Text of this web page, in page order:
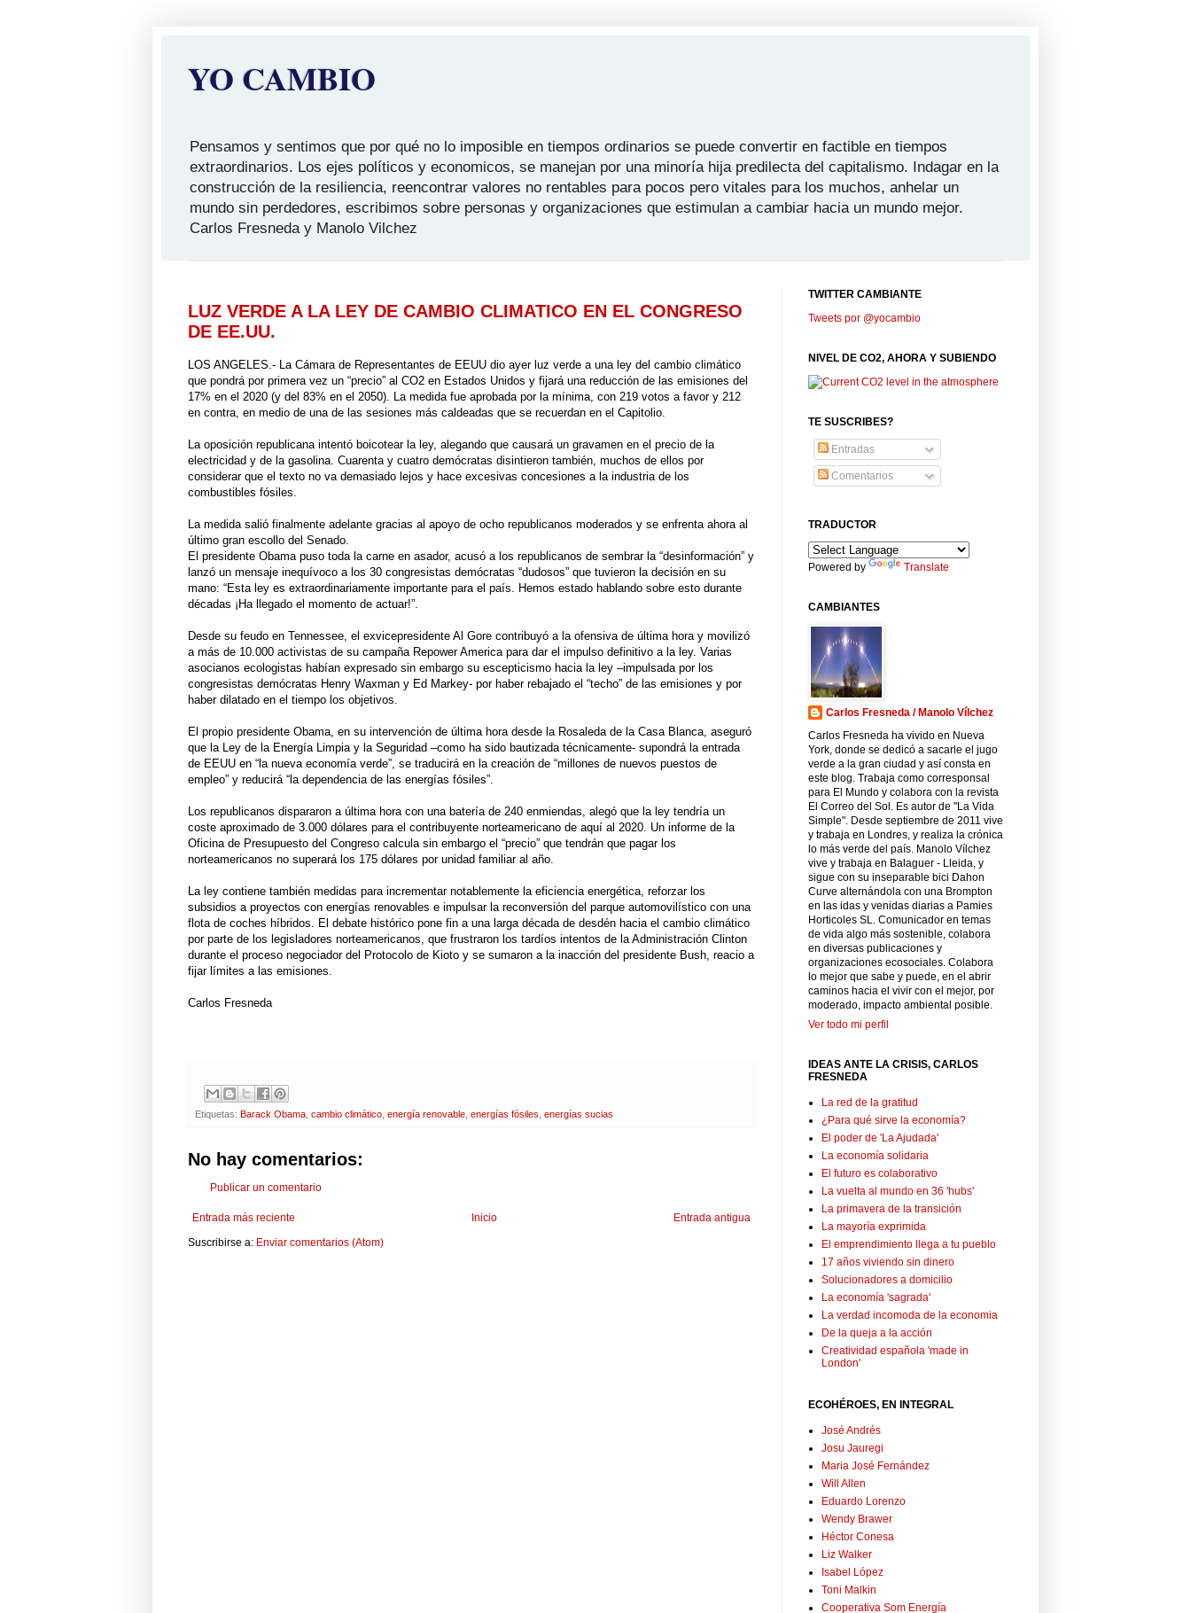
YO CAMBIO
Pensamos y sentimos que por qué no lo imposible en tiempos ordinarios se puede convertir en factible en tiempos
extraordinarios. Los ejes políticos y economicos, se manejan por una minoría hija predilecta del capitalismo. Indagar en la
construcción de la resiliencia, reencontrar valores no rentables para pocos pero vitales para los muchos, anhelar un
mundo sin perdedores, escribimos sobre personas y organizaciones que estimulan a cambiar hacia un mundo mejor.
Carlos Fresneda y Manolo Vilchez
LUZ VERDE A LA LEY DE CAMBIO CLIMATICO EN EL CONGRESO
DE EE.UU.
LOS ANGELES.- La Cámara de Representantes de EEUU dio ayer luz verde a una ley del cambio climático
que pondrá por primera vez un “precio” al CO2 en Estados Unidos y fijará una reducción de las emisiones del
17% en el 2020 (y del 83% en el 2050). La medida fue aprobada por la mínima, con 219 votos a favor y 212
en contra, en medio de una de las sesiones más caldeadas que se recuerdan en el Capitolio.
La oposición republicana intentó boicotear la ley, alegando que causará un gravamen en el precio de la
electricidad y de la gasolina. Cuarenta y cuatro demócratas disintieron también, muchos de ellos por
considerar que el texto no va demasiado lejos y hace excesivas concesiones a la industria de los
combustibles fósiles.
La medida salió finalmente adelante gracias al apoyo de ocho republicanos moderados y se enfrenta ahora al
último gran escollo del Senado.
El presidente Obama puso toda la carne en asador, acusó a los republicanos de sembrar la “desinformación” y
lanzó un mensaje inequívoco a los 30 congresistas demócratas “dudosos” que tuvieron la decisión en su
mano: “Esta ley es extraordinariamente importante para el país. Hemos estado hablando sobre esto durante
décadas ¡Ha llegado el momento de actuar!”.
Desde su feudo en Tennessee, el exvicepresidente Al Gore contribuyó a la ofensiva de última hora y movilizó
a más de 10.000 activistas de su campaña Repower America para dar el impulso definitivo a la ley. Varias
asocianos ecologistas habían expresado sin embargo su escepticismo hacia la ley –impulsada por los
congresistas demócratas Henry Waxman y Ed Markey- por haber rebajado el “techo” de las emisiones y por
haber dilatado en el tiempo los objetivos.
El propio presidente Obama, en su intervención de última hora desde la Rosaleda de la Casa Blanca, aseguró
que la Ley de la Energía Limpia y la Seguridad –como ha sido bautizada técnicamente- supondrá la entrada
de EEUU en “la nueva economía verde”, se traducirá en la creación de “millones de nuevos puestos de
empleo” y reducirá “la dependencia de las energías fósiles”.
Los republicanos dispararon a última hora con una batería de 240 enmiendas, alegó que la ley tendría un
coste aproximado de 3.000 dólares para el contribuyente norteamericano de aquí al 2020. Un informe de la
Oficina de Presupuesto del Congreso calcula sin embargo el “precio” que tendrán que pagar los
norteamericanos no superará los 175 dólares por unidad familiar al año.
La ley contiene también medidas para incrementar notablemente la eficiencia energética, reforzar los
subsidios a proyectos con energías renovables e impulsar la reconversión del parque automovilístico con una
flota de coches híbridos. El debate histórico pone fin a una larga década de desdén hacia el cambio climático
por parte de los legisladores norteamericanos, que frustraron los tardíos intentos de la Administración Clinton
durante el proceso negociador del Protocolo de Kioto y se sumaron a la inacción del presidente Bush, reacio a
fijar límites a las emisiones.
Carlos Fresneda
Etiquetas: Barack Obama cambio climático energía renovable energías fósiles energías sucias
No hay comentarios:
Publicar un comentario
Entrada más reciente Entrada antigua
Inicio
Suscribirse a: Enviar comentarios (Atom)
TWITTER CAMBIANTE
Tweets por @yocambio
NIVEL DE CO2, AHORA Y SUBIENDO
TE SUSCRIBES?
Entradas
Comentarios
TRADUCTOR
Powered by Translate
CAMBIANTES
Carlos Fresneda / Manolo Vílchez
Carlos Fresneda ha vivido en Nueva
York, donde se dedicó a sacarle el jugo
verde a la gran ciudad y así consta en
este blog. Trabaja como corresponsal
para El Mundo y colabora con la revista
El Correo del Sol. Es autor de "La Vida
Simple". Desde septiembre de 2011 vive
y trabaja en Londres, y realiza la crónica
lo más verde del país. Manolo Vílchez
vive y trabaja en Balaguer - Lleida, y
sigue con su inseparable bici Dahon
Curve alternándola con una Brompton
en las idas y venidas diarias a Pamies
Horticoles SL. Comunicador en temas
de vida algo más sostenible, colabora
en diversas publicaciones y
organizaciones ecosociales. Colabora
lo mejor que sabe y puede, en el abrir
caminos hacia el vivir con el mejor, por
moderado, impacto ambiental posible.
Ver todo mi perfil
IDEAS ANTE LA CRISIS, CARLOS
FRESNEDA
La red de la gratitud
¿Para qué sirve la economía?
El poder de 'La Ajudada'
La economía solidaria
El futuro es colaborativo
La vuelta al mundo en 36 'hubs'
La primavera de la transición
La mayoría exprimida
El emprendimiento llega a tu pueblo
17 años viviendo sin dinero
Solucionadores a domicilio
La economía 'sagrada'
La verdad incomoda de la economia
De la queja a la acción
Creatividad española 'made in
London'
ECOHÉROES, EN INTEGRAL
José Andrés
Josu Jauregi
Maria José Fernández
Will Allen
Eduardo Lorenzo
Wendy Brawer
Héctor Conesa
Liz Walker
Isabel López
Toni Malkin
Cooperativa Som Energía